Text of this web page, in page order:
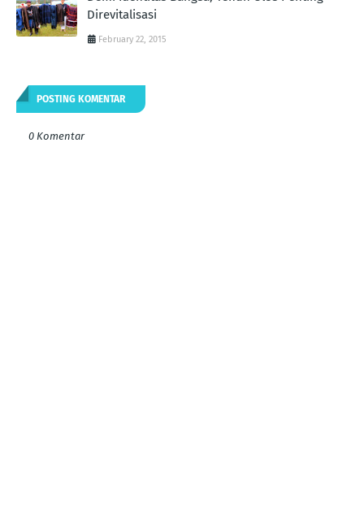
Direvitalisasi
February 22, 2015
POSTING KOMENTAR
0 Komentar